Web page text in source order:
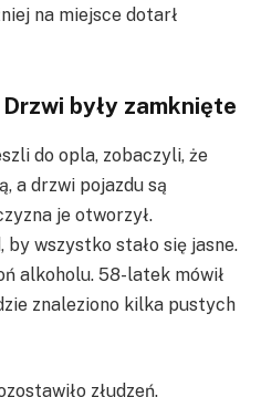
na miejsce dotarł
były zamknięte
do opla, zobaczyli, że
a drzwi pojazdu są
je otworzył.
wszystko stało się jasne.
alkoholu. 58-latek mówił
znaleziono kilka pustych
złudzeń.